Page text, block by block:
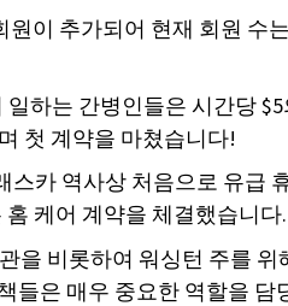
원이 추가되어 현재 회원 수
일하는 간병인들은 시간당
첫 계약을 마쳤습니다!
스카 역사상 처음으로 유급
케어 계약을 체결했습니다.
을 비롯하여 워싱턴 주를
들은 매우 중요한 역할을 담